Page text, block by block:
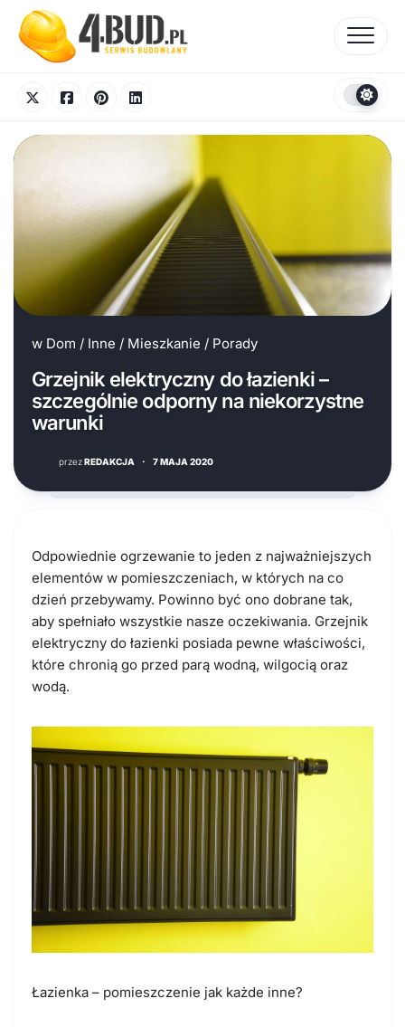
content
w Dom / Inne / Mieszkanie / Porady
Grzejnik elektryczny do łazienki –
szczególnie odporny na niekorzystne
warunki
przezREDAKCJA · 7 MAJA 2020
Odpowiednie ogrzewanie to jeden z najważniejszych
elementów w pomieszczeniach, w których na co
dzień przebywamy. Powinno być ono dobrane tak,
aby spełniało wszystkie nasze oczekiwania. Grzejnik
elektryczny do łazienki posiada pewne właściwości,
które chronią go przed parą wodną, wilgocią oraz
wodą.
Łazienka – pomieszczenie jak każde inne?